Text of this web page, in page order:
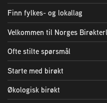
Finn fylkes- og lokallag
Velkommen til Norges
Ofte stilte spørsmål
Starte med birøkt
Økologisk birøkt